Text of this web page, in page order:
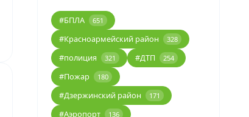
#БПЛА 651
#Красноармейский район 328
#полиция 321 #ДТП 254
#Пожар 180
#Дзержинский район 171
#Аэропорт 136